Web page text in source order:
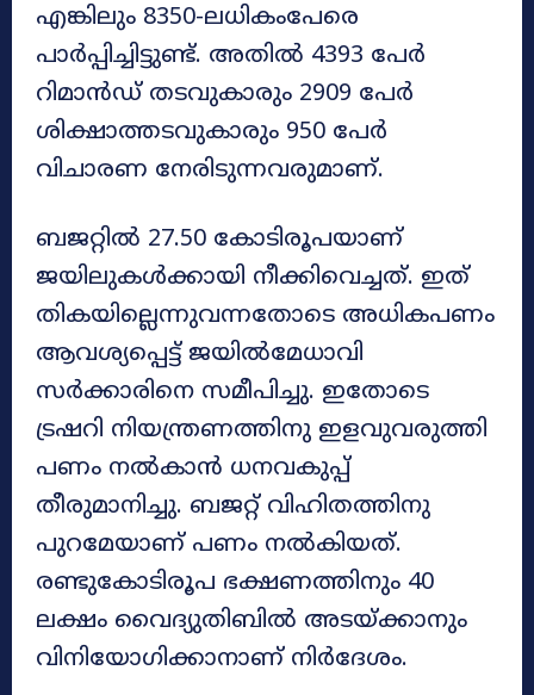
എങ്കിലും 8350-ലധികംപേരെ
പാർപ്പിച്ചിട്ടുണ്ട്. അതിൽ 4393 പേർ
റിമാൻഡ് തടവുകാരും 2909 പേർ
ശിക്ഷാത്തടവുകാരും 950 പേർ
വിചാരണ നേരിടുന്നവരുമാണ്.
ബജറ്റിൽ 27.50 കോടിരൂപയാണ്
ജയിലുകൾക്കായി നീക്കിവെച്ചത്. ഇത്
തികയില്ലെന്നുവന്നതോടെ അധികപണം
ആവശ്യപ്പെട്ട് ജയിൽമേധാവി
സർക്കാരിനെ സമീപിച്ചു. ഇതോടെ
ട്രഷറി നിയന്ത്രണത്തിനു ഇളവുവരുത്തി
പണം നൽകാൻ ധനവകുപ്പ്
തീരുമാനിച്ചു. ബജറ്റ് വിഹിതത്തിനു
പുറമേയാണ് പണം നൽകിയത്.
രണ്ടുകോടിരൂപ ഭക്ഷണത്തിനും 40
ലക്ഷം വൈദ്യുതിബിൽ അടയ്ക്കാനും
വിനിയോഗിക്കാനാണ് നിർദേശം.